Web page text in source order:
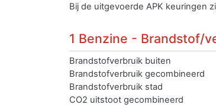
Bij de uitgevoerde APK keuringen
1 Benzine - Brandstof/
Brandstofverbruik buiten
Brandstofverbruik gecombineerd
Brandstofverbruik stad
CO2 uitstoot gecombineerd